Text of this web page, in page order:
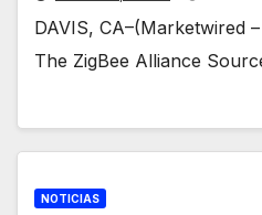
DAVIS, CA–(Marketwired
The ZigBee Alliance
NOTICIAS